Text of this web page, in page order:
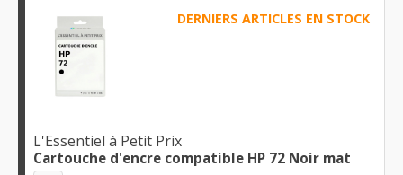
DERNIERS ARTICLES EN STOCK
L'Essentiel à Petit Prix
Cartouche d'encre compatible HP 72 Noir mat